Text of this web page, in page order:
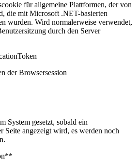
für allgemeine Plattformen, der von
die mit Microsoft .NET-basierten
wurden. Wird normalerweise verwendet,
durch den Server
der Browsersession
System gesetzt, sobald ein
Seite angezeigt wird, es werden noch